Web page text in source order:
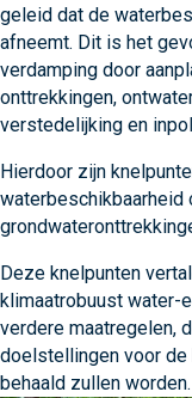
geleid dat de
afneemt. Dit is het
verdamping door
onttrekkingen,
verstedelijking en
Hierdoor zijn
waterbeschikbaarheid
Deze knelpunten
klimaatrobuust water-
verdere maatregelen,
doelstellingen voor
behaald zullen worden.